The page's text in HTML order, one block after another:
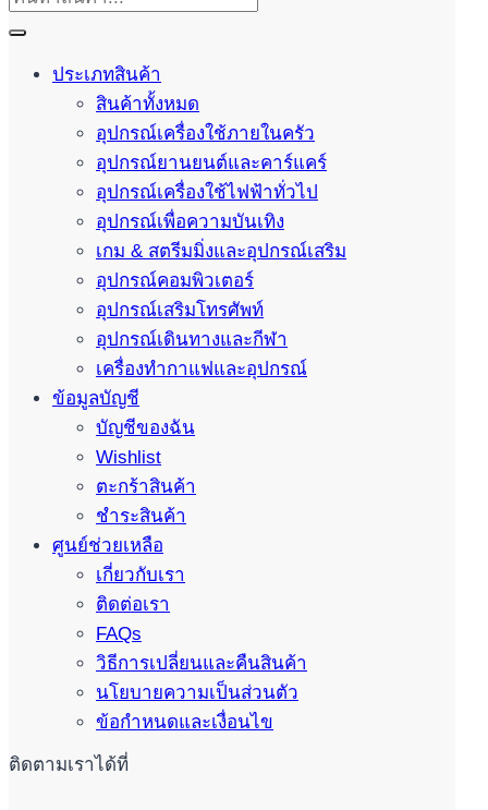
ประเภทสินค้า
สินค้าทั้งหมด
อุปกรณ์เครื่องใช้ภายในครัว
อุปกรณ์ยานยนต์และคาร์แคร์
อุปกรณ์เครื่องใช้ไฟฟ้าทั่วไป
อุปกรณ์เพื่อความบันเทิง
เกม & สตรีมมิ่งและอุปกรณ์เสริม
อุปกรณ์คอมพิวเตอร์
อุปกรณ์เสริมโทรศัพท์
อุปกรณ์เดินทางและกีฬา
เครื่องทำกาแฟและอุปกรณ์
ข้อมูลบัญชี
บัญชีของฉัน
Wishlist
ตะกร้าสินค้า
ชำระสินค้า
ศูนย์ช่วยเหลือ
เกี่ยวกับเรา
ติดต่อเรา
FAQs
วิธีการเปลี่ยนและคืนสินค้า
นโยบายความเป็นส่วนตัว
ข้อกำหนดและเงื่อนไข
ติดตามเราได้ที่